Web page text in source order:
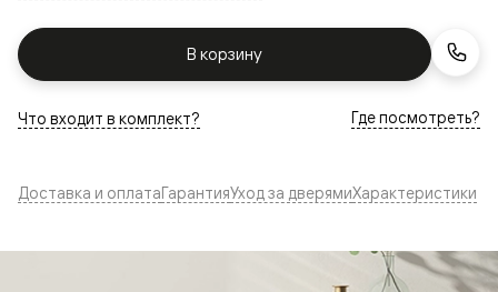
В корзину
Что входит в комплект? Где посмотреть?
Доставка и оплатаГарантияУход за дверямиХарактеристики